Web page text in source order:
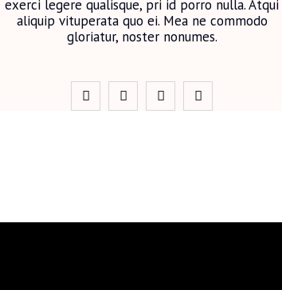
exerci legere qualisque, pri id porro nulla. Atqui
aliquip vituperata quo ei. Mea ne commodo
gloriatur, noster nonumes.